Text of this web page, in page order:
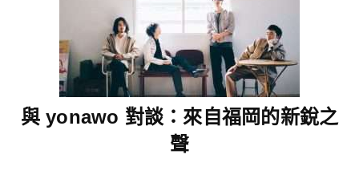
與 yonawo 對談：來自福岡的新銳之
聲